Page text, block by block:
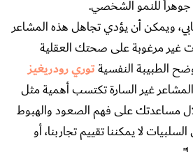
جوهراً للنمو الشخصي.
ويمكن أن يؤدي تجاهل هذه المشاعر
غير مرغوبة على صحتك العقلية
الطبيبة النفسيةتوري رودريغيز
غير السارة تكتسب أهمية مثل
مساعدتك على فهم الصعود والهبوط
لا يمكننا تقييم تجاربنا، أو